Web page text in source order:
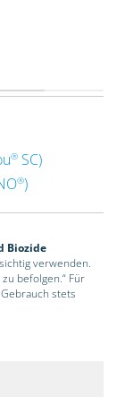
®SC)
®)
Biozide
verwenden.
befolgen.“ Für
stets